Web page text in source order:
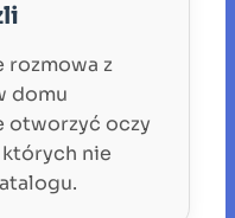
z
domu
otworzyć oczy
nie